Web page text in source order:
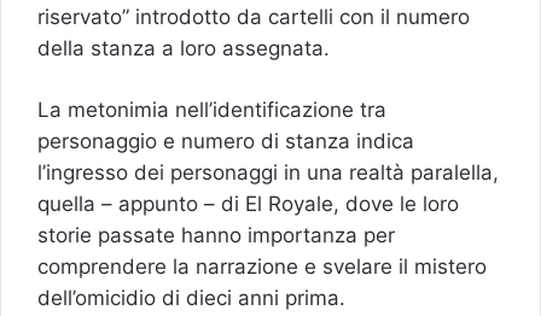
riservato” introdotto da cartelli con il numero
della stanza a loro assegnata.
La metonimia nell’identificazione tra
personaggio e numero di stanza indica
l’ingresso dei personaggi in una realtà paralella,
quella – appunto – di El Royale, dove le loro
storie passate hanno importanza per
comprendere la narrazione e svelare il mistero
dell’omicidio di dieci anni prima.